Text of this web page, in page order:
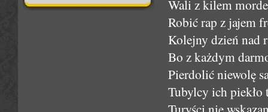
Wali z kilem
Robić rap z jajem
Kolejny dzień nad
Bo z każdym
Pierdolić niewolę
Tubylcy ich piekło